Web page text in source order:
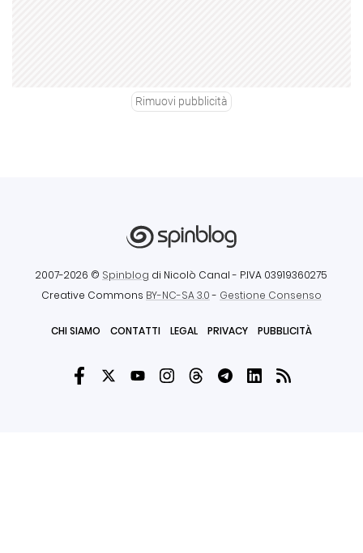
Rimuovi pubblicità
2007-2026 © Spinblog di Nicolò Canal - P.IVA 03919360275
Creative Commons BY-NC-SA 3.0- Gestione Consenso
CHI SIAMO CONTATTI LEGAL PRIVACY PUBBLICITÀ